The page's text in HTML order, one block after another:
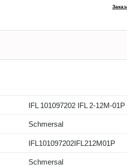
IFL 101097202 IFL 2-12M-01P
Schmersal
IFL101097202IFL212M01P
Schmersal